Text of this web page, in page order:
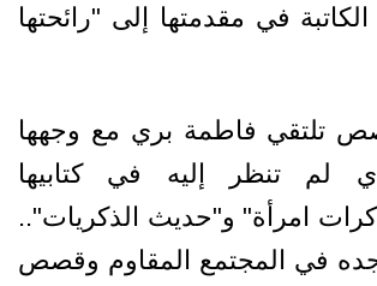
في مقدمتها إلى "رائحتها
تلتقي فاطمة بري مع وجهها
لم تنظر إليه في كتابيها
امرأة" و"حديث الذكريات"..
في المجتمع المقاوم وقصص